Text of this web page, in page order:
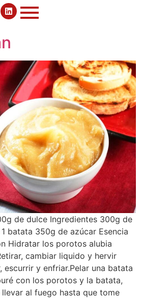
de dulce Ingredientes 300g de
batata 350g de azúcar Esencia
Hidratar los porotos alubia
cambiar liquido y hervir
escurrir y enfriar.Pelar una batata
con los porotos y la batata,
al fuego hasta que tome